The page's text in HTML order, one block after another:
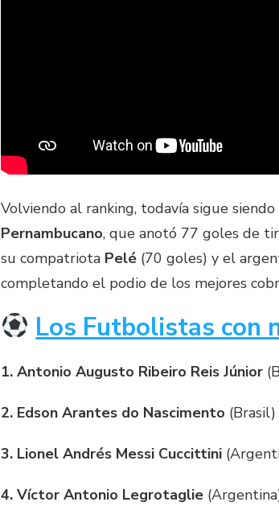
Volviendo al ranking, todavía sigue
Pernambucano, que anotó 77 goles de
su compatriota Pelé (70 goles) y el
completando el podio de los mejores
Los Futbolistas con
1. Antonio Augusto Ribeiro Reis Júnior
2. Edson Arantes do Nascimento​
3. Lionel Andrés Messi Cuccittini
4. Víctor Antonio Legrotaglie